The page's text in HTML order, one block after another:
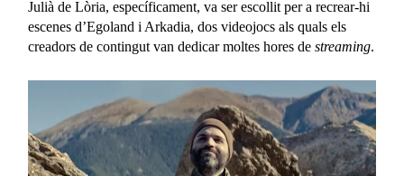
Julià de Lòria, específicament, va ser escollit per a recrear-hi
escenes d’Egoland i Arkadia, dos videojocs als quals els
creadors de contingut van dedicar moltes hores destreaming.